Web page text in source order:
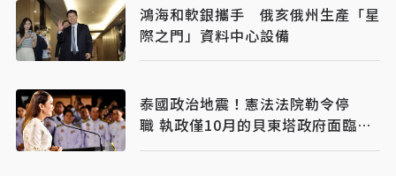
鴻海和軟銀攜手 俄亥俄州生產「星
際之門」資料中心設備
泰國政治地震！憲法法院勒令停
職 執政僅10月的貝東塔政府面臨下
台風暴